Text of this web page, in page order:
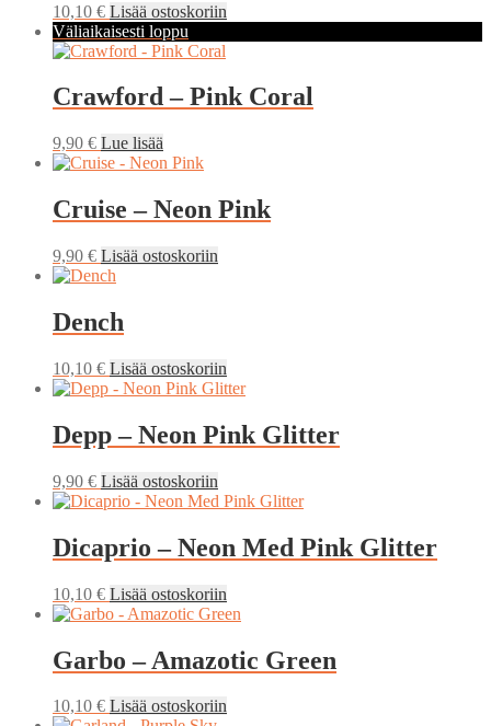
10,10 € Lisää ostoskoriin
Väliaikaisesti loppu
Crawford – Pink Coral
9,90 € Lue lisää
Cruise – Neon Pink
9,90 € Lisää ostoskoriin
Dench
10,10 € Lisää ostoskoriin
Depp – Neon Pink Glitter
9,90 € Lisää ostoskoriin
Dicaprio – Neon Med Pink Glitter
10,10 € Lisää ostoskoriin
Garbo – Amazotic Green
10,10 € Lisää ostoskoriin